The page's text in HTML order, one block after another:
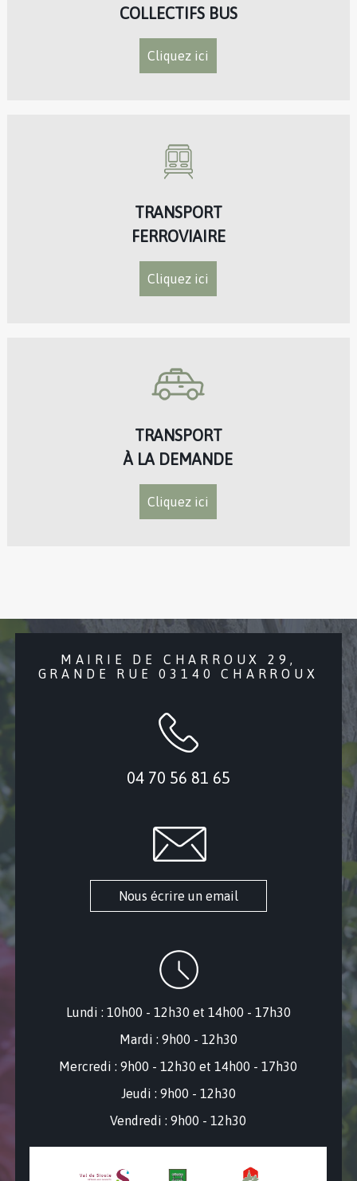
COLLECTIFS BUS
Cliquez ici
TRANSPORT
FERROVIAIRE
Cliquez ici
TRANSPORT
À LA DEMANDE
Cliquez ici
MAIRIE DE CHARROUX 29,
GRANDE RUE 03140 CHARROUX
04 70 56 81 65
Nous écrire un email
Lundi : 10h00 - 12h30 et 14h00 - 17h30
Mardi : 9h00 - 12h30
Mercredi : 9 h00 - 12h30 et 14h00 - 17h30
Jeudi : 9h00 - 12h30
Vendredi : 9h00 - 12h30